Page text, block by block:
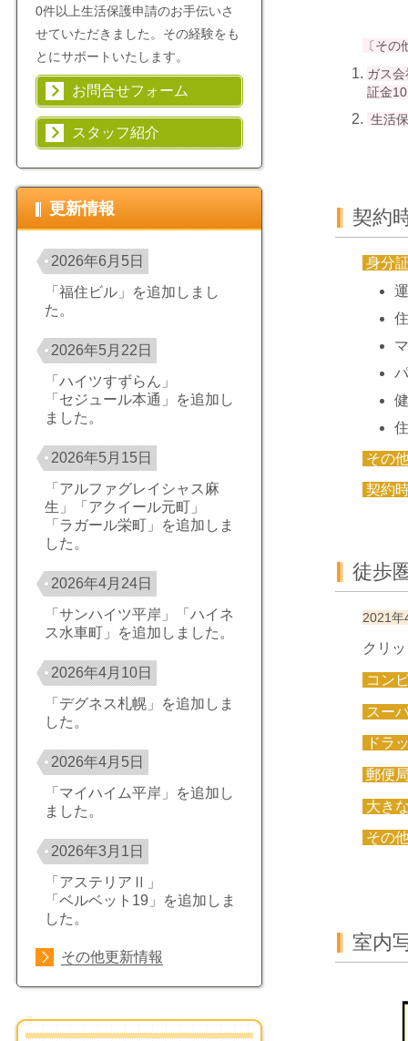
〔そ
ガス
証金
生活
契約
身分
その
契約
徒歩
2021年
クリ
コン
スー
ドラ
郵便
大き
その
室内
0件以上生活保護申請のお手伝いさ
せていただきました。その経験をも
とにサポートいたします。
お問合せフォーム
スタッフ紹介
更新情報
2026年6月5日
「福住ビル」を追加しまし
た。
2026年5月22日
「ハイツすずらん」
「セジュール本通」を追加し
ました。
2026年5月15日
「アルファグレイシャス麻
生」「アクイール元町」
「ラガール栄町」を追加しま
した。
2026年4月24日
「サンハイツ平岸」「ハイネ
ス水車町」を追加しました。
2026年4月10日
「デグネス札幌」を追加しま
した。
2026年4月5日
「マイハイム平岸」を追加し
ました。
2026年3月1日
「アステリアⅡ」
「ベルベット19」を追加しま
した。
その他更新情報